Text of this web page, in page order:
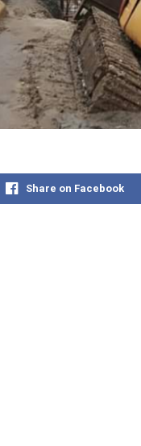
Share on Facebook